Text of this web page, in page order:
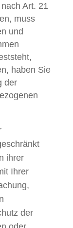
Art. 21
muss
und
haben Sie
der
ihrer
Ihrer
der